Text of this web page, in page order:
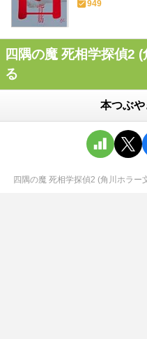
949
四隅の魔 死相学探偵2
る
本つぶや
四隅の魔 死相学探偵2 (角川ホラー